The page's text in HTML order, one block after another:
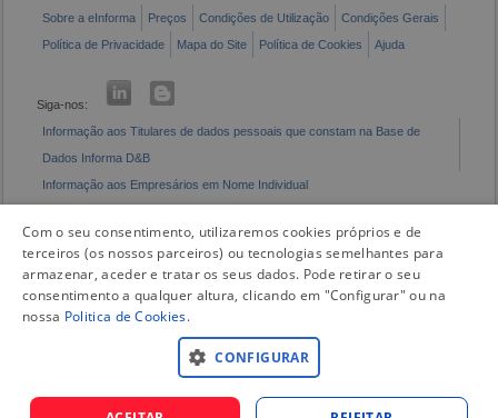
Sobre a eInforma Preços Condições de Utilização
Condições Gerais
Política de Privacidade
Mapa do Site Política de Cookies Ajuda
Siga-nos:
Informação aos Titulares de dados pessoais que constam na Base de
Dados Informa D&B
Informação aos Empresários em Nome Individual
Com o seu consentimento, utilizaremos cookies próprios e de
terceiros (os nossos parceiros) ou tecnologias semelhantes para
armazenar, aceder e tratar os seus dados. Pode retirar o seu
consentimento a qualquer altura, clicando em "Configurar" ou na
nossa Politica de Cookies.
CONFIGURAR